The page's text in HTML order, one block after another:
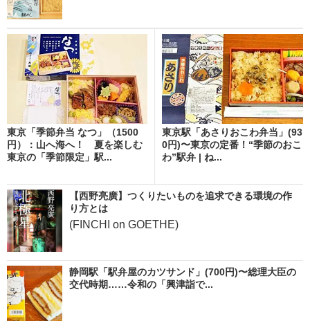
東京「季節弁当 なつ」（1500
円）：山へ海へ！ 夏を楽しむ
東京の「季節限定」駅...
東京駅「あさりおこわ弁当」(93
0円)〜東京の定番！“季節のおこ
わ”駅弁 | ね...
【西野亮廣】つくりたいものを追求できる環境の作
り方とは
(FINCHI on GOETHE)
静岡駅「駅弁屋のカツサンド」(700円)〜総理大臣の
交代時期……令和の「興津詣で...